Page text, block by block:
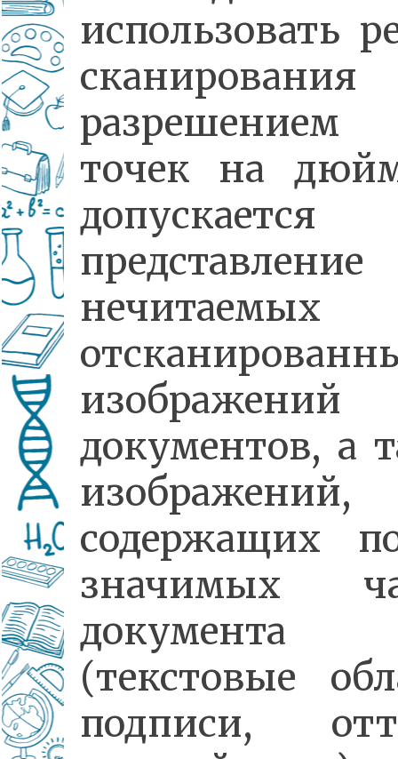
использовать
точек на
допускается
представление
нечитаемых
изображений
документов, а
изображений,
содержащих
значимых
документа
(текстовые
подписи,